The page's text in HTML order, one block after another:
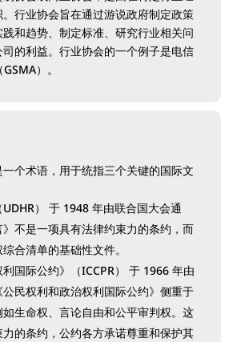
行业协会旨在通过游说政府制定政策
和趋势、制定标准、研究行业相关问
的利益。行业协会的一个例子是电信
）。
一个术语，用于统指三个关键的国际文
UDHR） 于 1948 年由联合国大会通
不是一项具有法律约束力的条约，而
合清单的基础性文件。
利国际公约》（ICCPR） 于 1966 年由
民权利和政治权利国际公约》侧重于
生命权、言论自由和公平审判权。这
的条约，公约各方承诺尊重和保护其